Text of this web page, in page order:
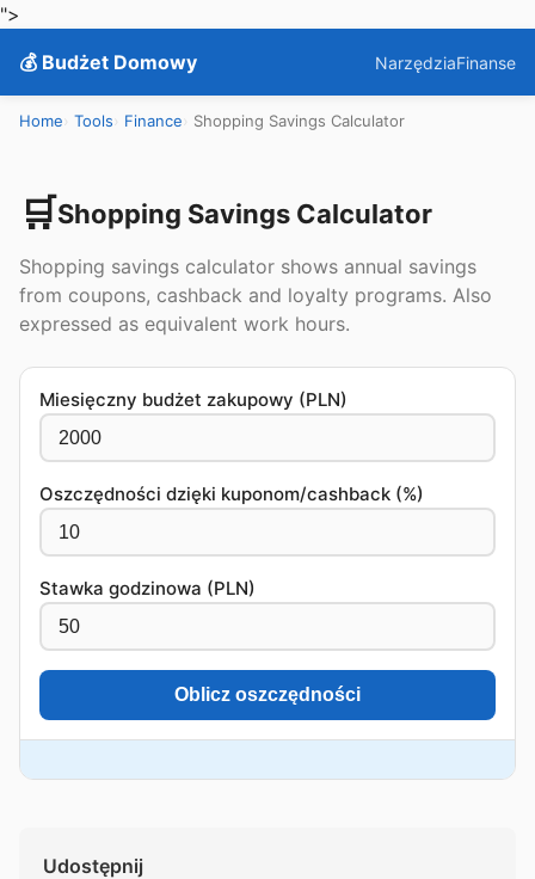
">
💰 Budżet Domowy
NarzędziaFinanse
Home Tools Finance Shopping Savings Calculator
🛒Shopping Savings Calculator
Shopping savings calculator shows annual savings
from coupons, cashback and loyalty programs. Also
expressed as equivalent work hours.
Miesięczny budżet zakupowy (PLN)
Oszczędności dzięki kuponom/cashback (%)
Stawka godzinowa (PLN)
Oblicz oszczędności
Udostępnij